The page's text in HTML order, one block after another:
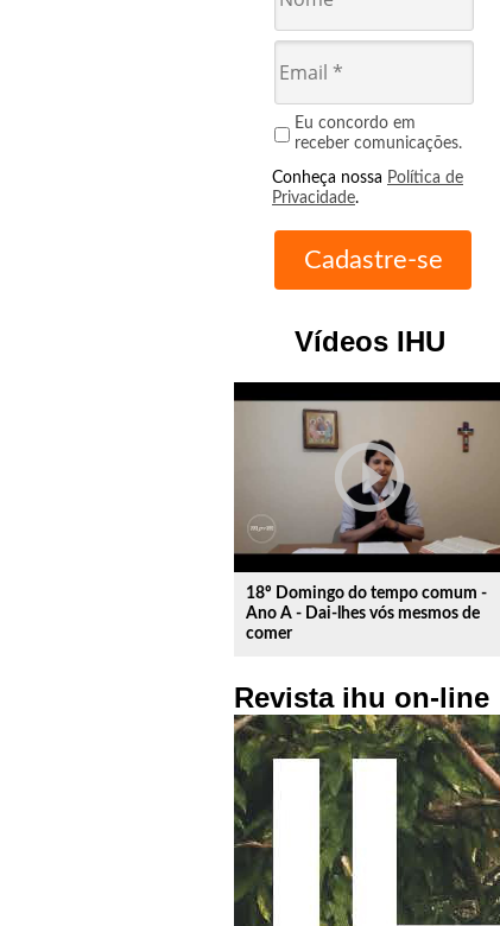
Eu concordo em
receber comunicações.
Conheça nossa Política de
Privacidade.
Vídeos IHU
play_circle_outline
18º Domingo do tempo comum -
Ano A - Dai-lhes vós mesmos de
comer
Revista ihu on-line